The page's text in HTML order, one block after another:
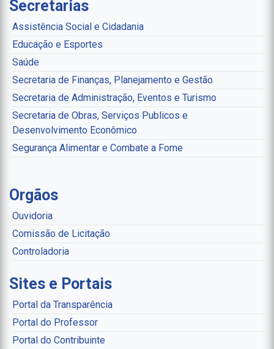
Secretarias
Assistência Social e Cidadania
Educação e Esportes
Saúde
Secretaria de Finanças, Planejamento e Gestão
Secretaria de Administração, Eventos e Turismo
Secretaria de Obras, Serviços Publicos e
Desenvolvimento Econômico
Segurança Alimentar e Combate a Fome
Orgãos
Ouvidoria
Comissão de Licitação
Controladoria
Sites e Portais
Portal da Transparência
Portal do Professor
Portal do Contribuinte